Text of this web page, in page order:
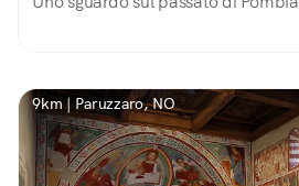
9km | Paruzzaro, NO